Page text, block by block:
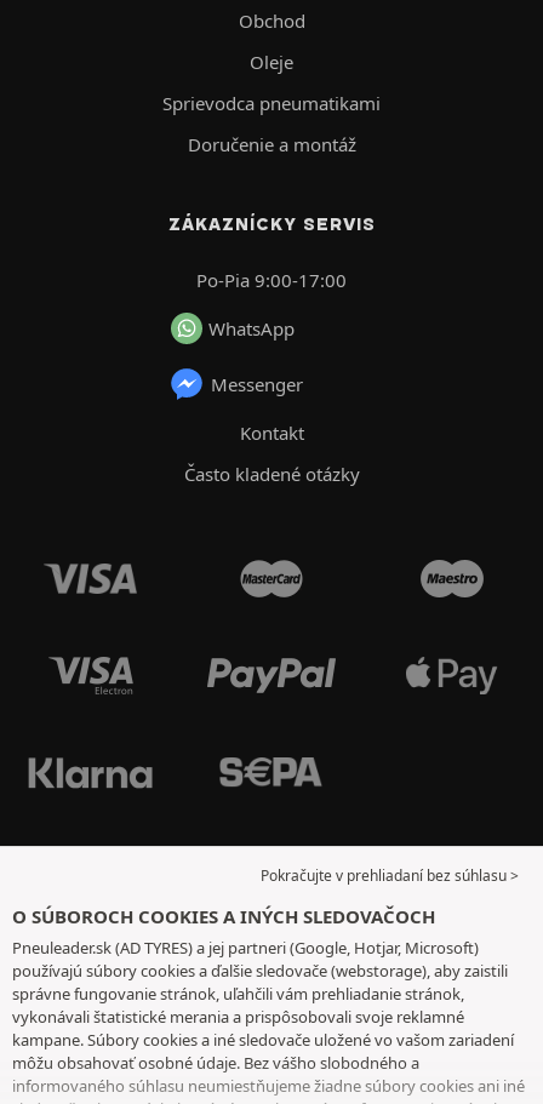
Obchod
Oleje
Sprievodca pneumatikami
Doručenie a montáž
ZÁKAZNÍCKY SERVIS
Po-Pia 9:00-17:00
WhatsApp
Messenger
Kontakt
Často kladené otázky
Pokračujte v prehliadaní bez súhlasu >
O SÚBOROCH COOKIES A INÝCH SLEDOVAČOCH
Pneuleader.sk (AD TYRES) a jej partneri (Google, Hotjar, Microsoft)
používajú súbory cookies a ďalšie sledovače (webstorage), aby zaistili
správne fungovanie stránok, uľahčili vám prehliadanie stránok,
vykonávali štatistické merania a prispôsobovali svoje reklamné
kampane. Súbory cookies a iné sledovače uložené vo vašom zariadení
môžu obsahovať osobné údaje. Bez vášho slobodného a
informovaného súhlasu neumiestňujeme žiadne súbory cookies ani iné